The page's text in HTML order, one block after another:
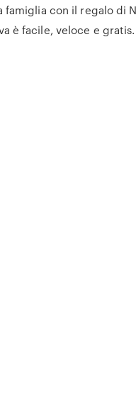
famiglia con il regalo di
è facile, veloce e gratis.